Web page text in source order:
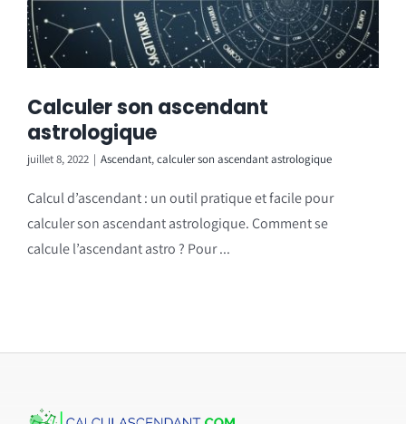
Calculer son ascendant
astrologique
juillet 8, 2022 | Ascendant,calculer son ascendant astrologique
Calcul d’ascendant : un outil pratique et facile pour
calculer son ascendant astrologique. Comment se
calcule l’ascendant astro ? Pour ...